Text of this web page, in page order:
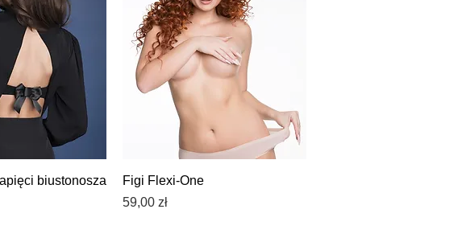
biustonosza
Podgląd
Figi Flexi-One
Cena
59,00 zł